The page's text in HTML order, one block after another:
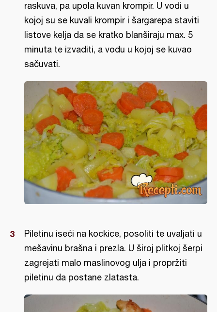
raskuva, pa upola kuvan krompir. U vodi u
kojoj su se kuvali krompir i šargarepa staviti
listove kelja da se kratko blanširaju max. 5
minuta te izvaditi, a vodu u kojoj se kuvao
sačuvati.
Piletinu iseći na kockice, posoliti te uvaljati u
mešavinu brašna i prezla. U široj plitkoj šerpi
zagrejati malo maslinovog ulja i propržiti
piletinu da postane zlatasta.